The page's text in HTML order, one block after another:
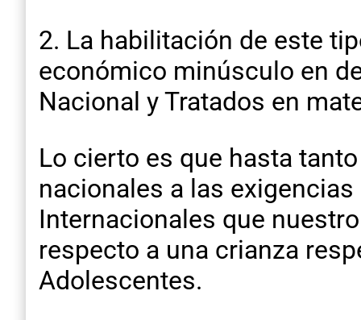
2. La habilitación de este
económico minúsculo en
Nacional y Tratados en
Lo cierto es que hasta
nacionales a las
Internacionales que
respecto a una crianza
Adolescentes.